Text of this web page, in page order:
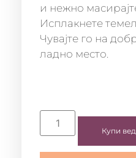
и нежно
Исплакнете
Чувајте го на
ладно место.
Купи